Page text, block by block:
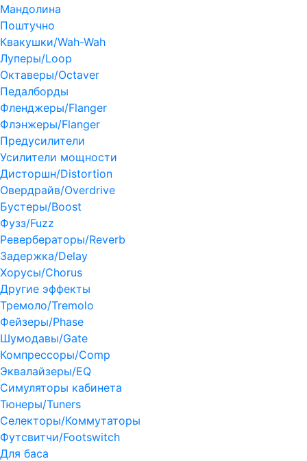
Мандолина
Поштучно
Квакушки/Wah-Wah
Луперы/Loop
Октаверы/Octaver
Педалборды
Фленджеры/Flanger
Флэнжеры/Flanger
Предусилители
Усилители мощности
Дисторшн/Distortion
Овердрайв/Overdrive
Бустеры/Boost
Фузз/Fuzz
Ревербераторы/Reverb
Задержка/Delay
Хорусы/Chorus
Другие эффекты
Тремоло/Tremolo
Фейзеры/Phase
Шумодавы/Gate
Компрессоры/Comp
Эквалайзеры/EQ
Симуляторы кабинета
Тюнеры/Tuners
Селекторы/Коммутаторы
Футсвитчи/Footswitch
Для баса